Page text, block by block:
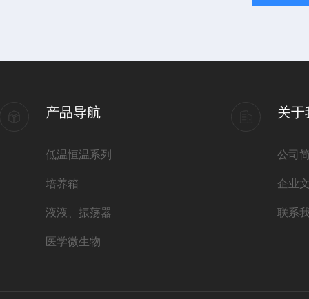
产品导航
低温恒温系列
培养箱
液液、振荡器
医学微生物
关于
公司
企业
联系